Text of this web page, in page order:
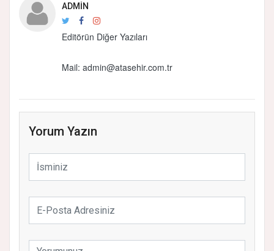
ADMIN
Editörün Diğer Yazıları
Mail: admin@atasehir.com.tr
Yorum Yazın